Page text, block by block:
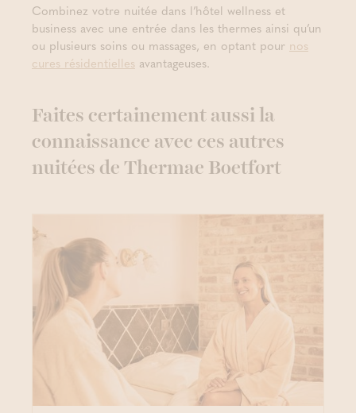
Combinez votre nuitée dans l’hôtel wellness et
business avec une entrée dans les thermes ainsi qu’un
ou plusieurs soins ou massages, en optant pour nos
cures résidentielles avantageuses.
Faites certainement aussi la
connaissance avec ces autres
nuitées de Thermae Boetfort